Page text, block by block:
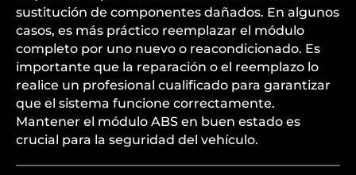
sustitución de componentes dañados. En algunos
casos, es más práctico reemplazar el módulo
completo por uno nuevo o reacondicionado. Es
importante que la reparación o el reemplazo lo
realice un profesional cualificado para garantizar
que el sistema funcione correctamente.
Mantener el módulo ABS en buen estado es
crucial para la seguridad del vehículo.